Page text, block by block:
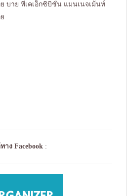
ย บาย พีเคเอ็กซิบิชั่น แมนเนจเม้นท์
าง Facebook :